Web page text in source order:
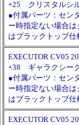
+25 クリスタルシル
●付属パーツ：セン
ー時指定ない場合
はブラックトップ
EXECUTOR CV05
+38 ギャラクシー
●付属パーツ：セン
ー時指定ない場合
はブラックトップ
EXECUTOR CV05